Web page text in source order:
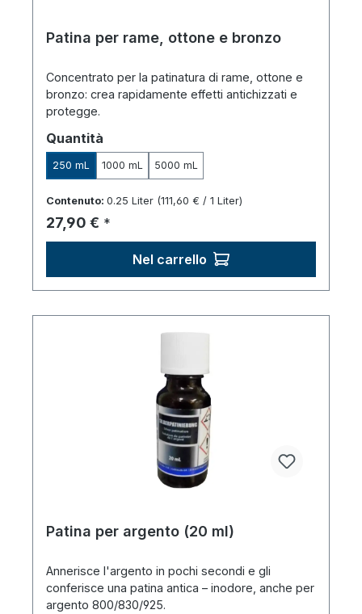
Patina per rame, ottone e bronzo
Concentrato per la patinatura di rame, ottone e
bronzo: crea rapidamente effetti antichizzati e
protegge.
Seleziona
Quantità
250 mL 1000 mL 5000 mL
Contenuto: 0.25 Liter (111,60 € / 1 Liter)
Prezzo normale:
27,90 € *
Nel carrello
Patina per argento (20 ml)
Annerisce l'argento in pochi secondi e gli
conferisce una patina antica – inodore, anche per
argento 800/830/925.